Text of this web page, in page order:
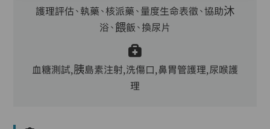
護理評估、執藥、核派藥、量度生命表徵、協助沐
浴、餵飯、換尿片
血糖測試,胰島素注射,洗傷口,鼻胃管護理,尿喉護
理